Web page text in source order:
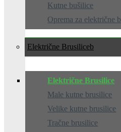
Kutne bušilice
Oprema za električne
Električne Brusilice
Električne Brusilice
Male kutne brusilice
Velike kutne brusilice
Tračne brusilice